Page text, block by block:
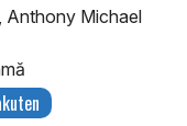
Anthony Michael